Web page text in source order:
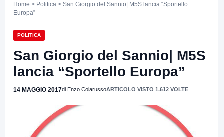
Home > Politica > San Giorgio del Sannio| M5S lancia “Sportello
Europa”
POLITICA
San Giorgio del Sannio| M5S
lancia “Sportello Europa”
14 MAGGIO 2017di Enzo ColarussoARTICOLO VISTO 1.612 VOLTE